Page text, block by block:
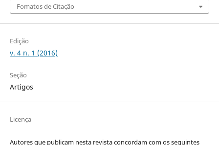
Fomatos de Citação
Edição
v. 4 n. 1 (2016)
Seção
Artigos
Licença
Autores que publicam nesta revista concordam com os seguintes